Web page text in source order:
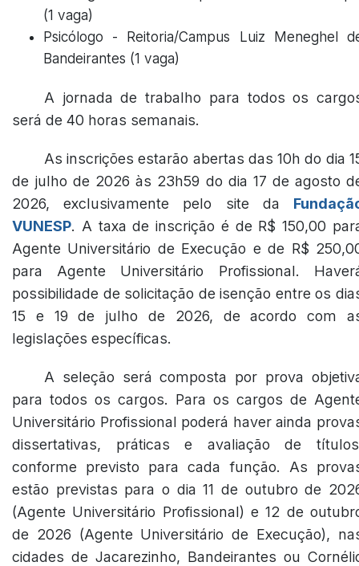
(1 vaga)
Psicólogo - Reitoria/Campus Luiz Meneghel
Bandeirantes (1 vaga)
A jornada de trabalho para todos os
será de 40 horas semanais.
As inscrições estarão abertas das 10h do dia
de julho de 2026 às 23h59 do dia 17 de agosto
2026, exclusivamente pelo site da
VUNESP. A taxa de inscrição é de R$ 150,00
Agente Universitário de Execução e de R$
para Agente Universitário Profissional.
possibilidade de solicitação de isenção entre os
15 e 19 de julho de 2026, de acordo com
legislações específicas.
A seleção será composta por prova
para todos os cargos. Para os cargos de
Universitário Profissional poderá haver ainda
dissertativas, práticas e avaliação de
conforme previsto para cada função. As
estão previstas para o dia 11 de outubro de
(Agente Universitário Profissional) e 12 de
de 2026 (Agente Universitário de Execução),
cidades de Jacarezinho, Bandeirantes ou